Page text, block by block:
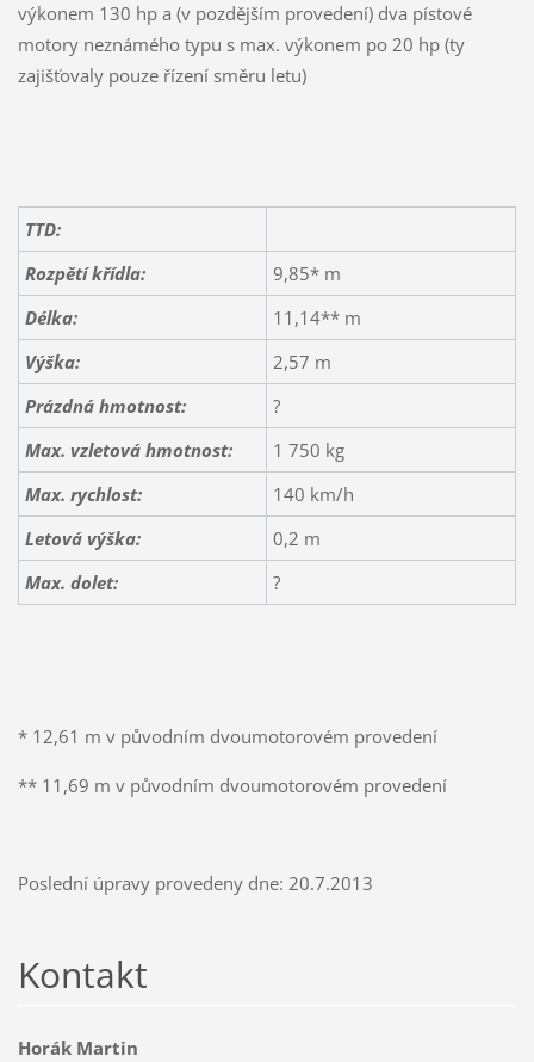
výkonem 130 hp a (v pozdějším provedení) dva pístové
motory neznámého typu s max. výkonem po 20 hp (ty
zajišťovaly pouze řízení směru letu)
TTD:
Rozpětí křídla:
9,85* m
Délka:
11,14** m
Výška:
2,57 m
Prázdná hmotnost:
?
Max. vzletová hmotnost:
1 750 kg
Max. rychlost:
140 km/h
Letová výška:
0,2 m
Max. dolet:
?
* 12,61 m v původním dvoumotorovém provedení
** 11,69 m v původním dvoumotorovém provedení
Poslední úpravy provedeny dne: 20.7.2013
Kontakt
Horák Martin